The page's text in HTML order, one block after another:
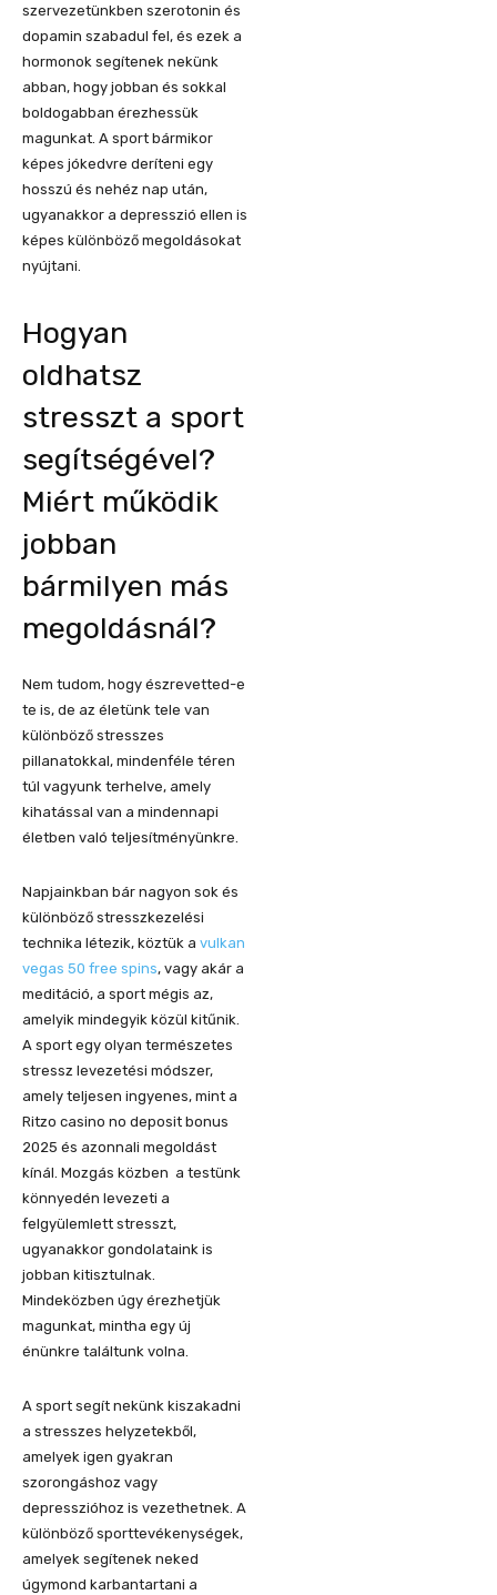
szervezetünkben szerotonin és
dopamin szabadul fel, és ezek a
hormonok segítenek nekünk
abban, hogy jobban és sokkal
boldogabban érezhessük
magunkat. A sport bármikor
képes jókedvre deríteni egy
hosszú és nehéz nap után,
ugyanakkor a depresszió ellen is
képes különböző megoldásokat
nyújtani.
Hogyan
oldhatsz
stresszt a sport
segítségével?
Miért működik
jobban
bármilyen más
megoldásnál?
Nem tudom, hogy észrevetted-e
te is, de az életünk tele van
különböző stresszes
pillanatokkal, mindenféle téren
túl vagyunk terhelve, amely
kihatással van a mindennapi
életben való teljesítményünkre.
Napjainkban bár nagyon sok és
különböző stresszkezelési
technika létezik, köztük a vulkan
vegas 50 free spins, vagy akár a
meditáció, a sport mégis az,
amelyik mindegyik közül kitűnik.
A sport egy olyan természetes
stressz levezetési módszer,
amely teljesen ingyenes, mint a
Ritzo casino no deposit bonus
2025 és azonnali megoldást
kínál. Mozgás közben a testünk
könnyedén levezeti a
felgyülemlett stresszt,
ugyanakkor gondolataink is
jobban kitisztulnak.
Mindeközben úgy érezhetjük
magunkat, mintha egy új
énünkre találtunk volna.
A sport segít nekünk kiszakadni
a stresszes helyzetekből,
amelyek igen gyakran
szorongáshoz vagy
depresszióhoz is vezethetnek. A
különböző sporttevékenységek,
amelyek segítenek neked
úgymond karbantartani a